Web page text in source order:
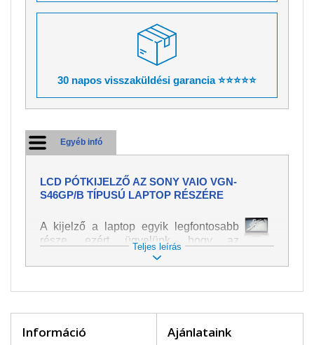
30 napos visszaküldési garancia ⭐⭐⭐⭐⭐
Egyéb infó
LCD PÓTKIJELZŐ AZ SONY VAIO VGN-
S46GP/B TÍPUSÚ LAPTOP RÉSZÉRE
A kijelző a laptop egyik legfontosabb
része, ezért ügyelünk, hogy az
pótalkatrész a legjobb minőségű
legyen. A kép és szöveg különféle
laptoppal legnagyobb óvatossággal
bekövetkezett sérülések közé a
Teljes leírás
Információ Ajánlataink